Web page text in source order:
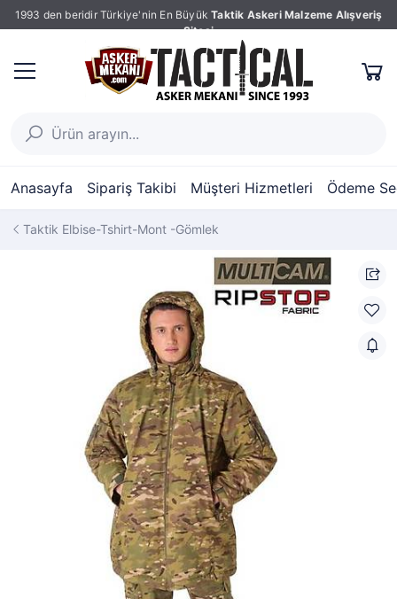
1993 den beridir Türkiye'nin En Büyük Taktik Askeri Malzeme Alışveriş
Sitesi
Anasayfa Sipariş Takibi Müşteri Hizmetleri Ödeme
Taktik Elbise-Tshirt-Mont -Gömlek